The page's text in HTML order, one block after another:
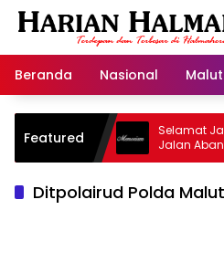
Langsung
Beranda
Nasional Malut
Featured
Warisan
Selamat Jalan
Jalan Abangku
Ditpolairud Polda Malut